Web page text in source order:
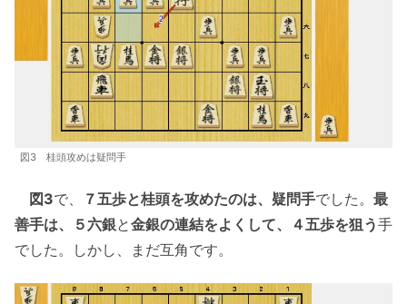
図3 桂頭攻めは疑問手
図3で、 ７五歩と桂頭を攻めたのは、疑問手でした。 最
善手は、５六銀と金銀の連結をよくして、４五歩を狙う手
でした。しかし、まだ互角です。